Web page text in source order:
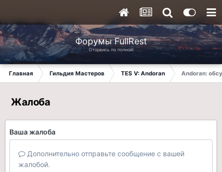
Форумы FullRest
Оторвись по полной!
Главная Гильдия Мастеров TES V: Andoran Andoran:
Жалоба
Ваша жалоба
Дополнительно отправьте сообщение с вашей
жалобой.